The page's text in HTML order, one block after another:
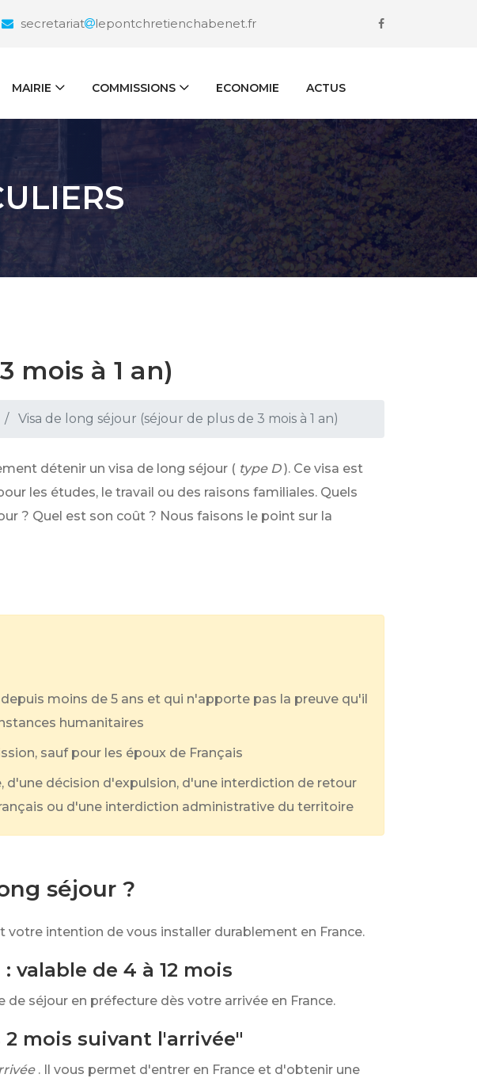
secretariat lepontchretienchabenet.fr
MAIRIE COMMISSIONS ECONOMIE ACTUS
mois à 1 an)
Visa de long séjour (séjour de plus de 3 mois à 1 an)
détenir un visa de long séjour ( type D ). Ce visa est
les études, le travail ou des raisons familiales. Quels
? Quel est son coût ? Nous faisons le point sur la
moins de 5 ans et qui n'apporte pas la preuve qu'il
humanitaires
sauf pour les époux de Français
décision d'expulsion, d'une interdiction de retour
ou d'une interdiction administrative du territoire
séjour ?
intention de vous installer durablement en France.
valable de 4 à 12 mois
séjour en préfecture dès votre arrivée en France.
mois suivant l'arrivée"
. Il vous permet d'entrer en France et d'obtenir une